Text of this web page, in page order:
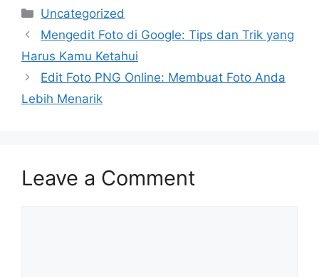
Categories
Uncategorized
Mengedit Foto di Google: Tips dan Trik yang
Harus Kamu Ketahui
Edit Foto PNG Online: Membuat Foto Anda
Lebih Menarik
Leave a Comment